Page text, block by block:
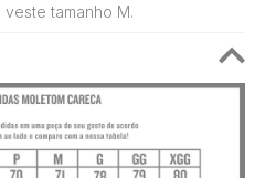
tamanho M.